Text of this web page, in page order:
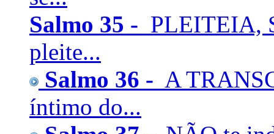
Salmo 35 - PLEITEIA,
pleite...
Salmo 36 - A
íntimo do...